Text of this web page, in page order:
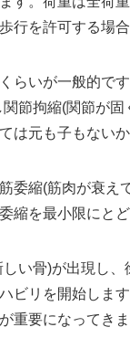
行を許可する場合
らいが一般的で
節拘縮(関節が
は元も子もないか
委縮(筋肉が衰え
縮を最小限にと
い骨)が出現し
ビリを開始しま
重要になってきま